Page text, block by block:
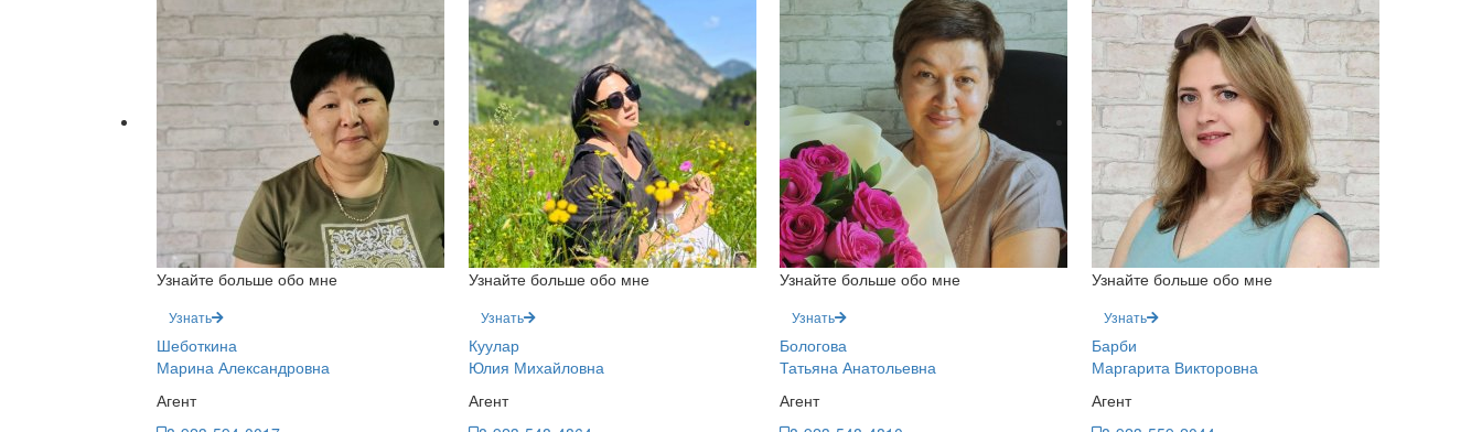
Узнайте больше обо мне
Узнать
Шеботкина
Марина Александровна
Агент
Узнайте больше обо мне
Узнать
Куулар
Юлия Михайловна
Агент
Узнайте больше обо мне
Узнать
Бологова
Татьяна Анатольевна
Агент
Узнайте больше обо мне
Узнать
Барби
Маргарита Викторовна
Агент